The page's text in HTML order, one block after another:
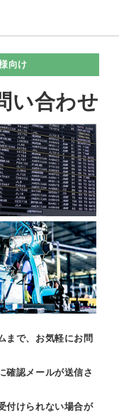
向け
い合わせ
まで、お気軽にお問
確認メールが送信さ
付けられない場合が